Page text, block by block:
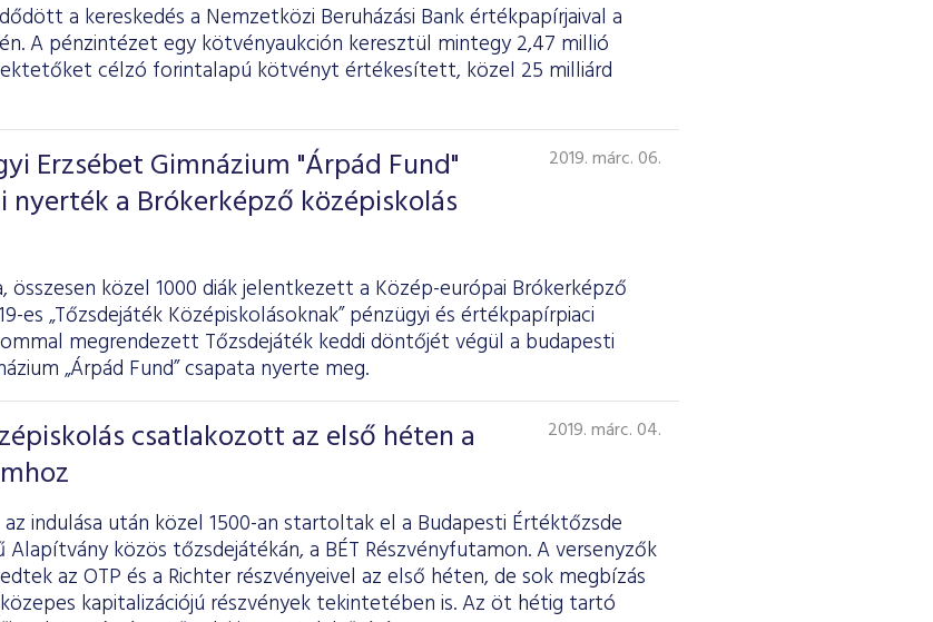
a kereskedés a Nemzetközi Beruházási Bank értékpapírjaival a
A pénzintézet egy kötvényaukción keresztül mintegy 2,47 millió
célzó forintalapú kötvényt értékesített, közel 25 milliárd
Erzsébet Gimnázium "Árpád Fund"
nyerték a Brókerképző középiskolás
2019. márc. 06.
összesen közel 1000 diák jelentkezett a Közép-európai Brókerképző
es „Tőzsdejáték Középiskolásoknak” pénzügyi és értékpapírpiaci
megrendezett Tőzsdejáték keddi döntőjét végül a budapesti
„Árpád Fund” csapata nyerte meg.
csatlakozott az első héten a
2019. márc. 04.
indulása után közel 1500-an startoltak el a Budapesti Értéktőzsde
Alapítvány közös tőzsdejátékán, a BÉT Részvényfutamon. A versenyzők
az OTP és a Richter részvényeivel az első héten, de sok megbízás
kapitalizációjú részvények tekintetében is. Az öt hétig tartó